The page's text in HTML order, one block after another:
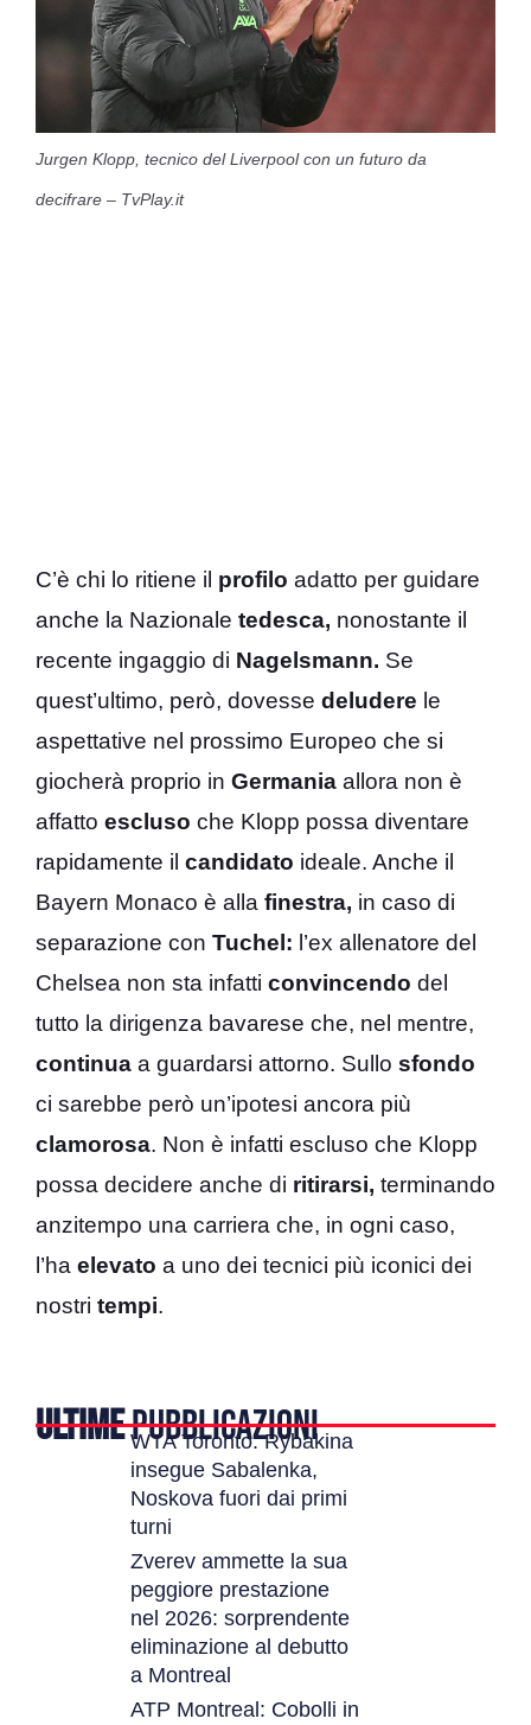
Jurgen Klopp, tecnico del Liverpool con un futuro da
decifrare – TvPlay.it
C’è chi lo ritiene il profilo adatto per guidare
anche la Nazionale tedesca, nonostante il
recente ingaggio di Nagelsmann. Se
quest’ultimo, però, dovesse deludere le
aspettative nel prossimo Europeo che si
giocherà proprio in Germania allora non è
affatto escluso che Klopp possa diventare
rapidamente il candidato ideale. Anche il
Bayern Monaco è alla finestra, in caso di
separazione con Tuchel: l’ex allenatore del
Chelsea non sta infatti convincendo del
tutto la dirigenza bavarese che, nel mentre,
continua a guardarsi attorno. Sullo sfondo
ci sarebbe però un’ipotesi ancora più
clamorosa. Non è infatti escluso che Klopp
possa decidere anche di ritirarsi, terminando
anzitempo una carriera che, in ogni caso,
l’ha elevato a uno dei tecnici più iconici dei
nostri tempi.
ULTIMEPUBBLICAZIONI
WTA Toronto: Rybakina
insegue Sabalenka,
Noskova fuori dai primi
turni
Zverev ammette la sua
peggiore prestazione
nel 2026: sorprendente
eliminazione al debutto
a Montreal
ATP Montreal: Cobolli in